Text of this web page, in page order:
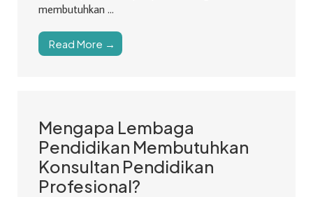
membutuhkan ...
Read More →
Mengapa Lembaga
Pendidikan Membutuhkan
Konsultan Pendidikan
Profesional?